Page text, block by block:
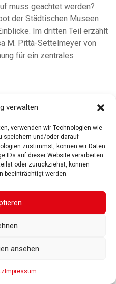
verwalten
verwenden wir Technologien wie
speichern und/oder darauf
zustimmst, können wir Daten
IDs auf dieser Website verarbeiten.
oder zurückziehst, können
beeinträchtigt werden.
ansehen
Impressum
muss geachtet werden?
der Städtischen Museen
Im dritten Teil erzählt
M. Pittà-Settelmeyer von
für ein zentrales
ROSGARTENSTRASSE
© 2025
Alle Rechte vorbehalten